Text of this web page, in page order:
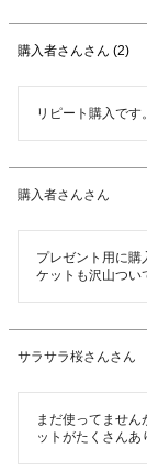
購入者さん 2
リピート購入です
購入者さん
プレゼント用に購
サラサラ桜さん
まだ使ってませ